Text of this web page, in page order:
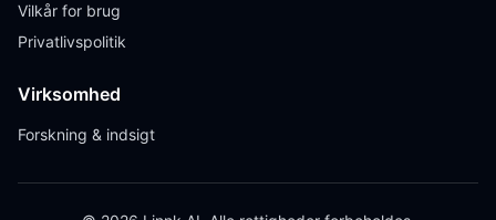
Vilkår for brug
Privatlivspolitik
Virksomhed
Forskning & indsigt